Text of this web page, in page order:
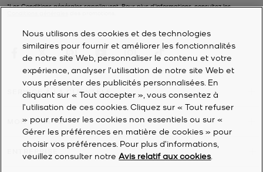
*Les Conditions générales sappliquent. Pour plus d’informations, consultez les
SERVICE À LA CLIENTÈLE
MON COMPTE
ENTREPRISE
Nous utilisons des cookies et des technologies
similaires pour fournir et améliorer les fonctionnalités
de notre site Web, personnaliser le contenu et votre
expérience, analyser l'utilisation de notre site Web et
vous présenter des publicités personnalisées. En
cliquant sur « Tout accepter », vous consentez à
l’utilisation de ces cookies. Cliquez sur « Tout refuser
» pour refuser les cookies non essentiels ou sur «
Gérer les préférences en matière de cookies » pour
choisir vos préférences. Pour plus d’informations,
veuillez consulter notreAvis relatif aux cookies.